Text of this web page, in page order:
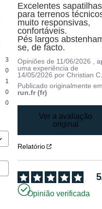
3
0
1
0
0
Excelentes sapatilhas
para terrenos
muito responsivas,
confortáveis.
Pés largos
se, de facto.
Opiniões de 11/06/2026
,
uma experiência de
14/05/2026 porChristian
Publicado originalmente
run.fr (fr)
Ver a avaliação
original
Relatório
5
Opinião verificada